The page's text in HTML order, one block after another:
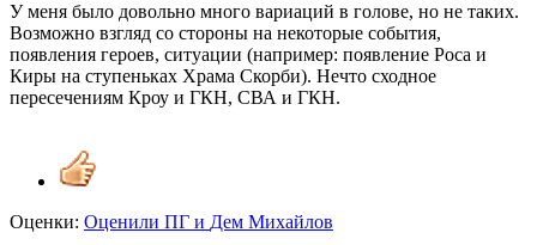
У меня было довольно много вариаций в голове, но не таких.
Возможно взгляд со стороны на некоторые события,
появления героев, ситуации (например: появление Роса и
Киры на ступеньках Храма Скорби). Нечто сходное
пересечениям Кроу и ГКН, СВА и ГКН.
Оценки: Оценили ПГ и Дем Михайлов